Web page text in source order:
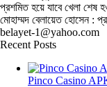
প্রশমিত হয়ে যাবে খেলা শেষ
মোহাম্মদ বেলায়েত হোসেন :
belayet-1@yahoo.com
Recent Posts
Pinco Casino